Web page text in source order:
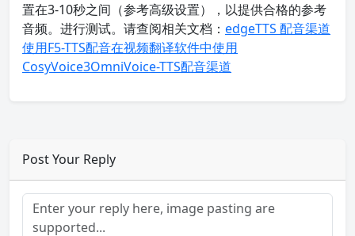
置在3-10秒之间（参考高级设置），以提供合格的参考
音频。进行测试。请查阅相关文档： edgeTTS 配音渠道
使用F5-TTS配音在视频翻译软件中使用
CosyVoice3OmniVoice-TTS配音渠道
Post Your Reply